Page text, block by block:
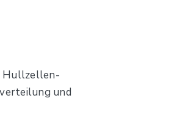
Hullzellen-
und